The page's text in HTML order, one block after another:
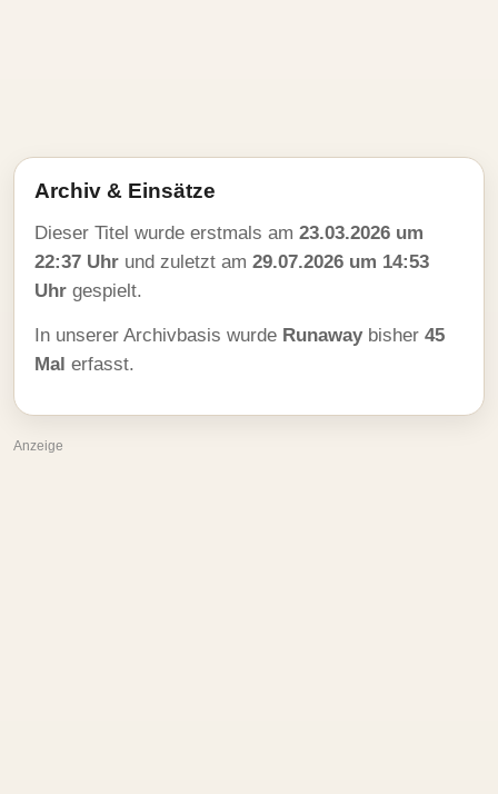
Archiv & Einsätze
Dieser Titel wurde erstmals am 23.03.2026 um
22:37 Uhr und zuletzt am 29.07.2026 um 14:53
Uhr gespielt.
In unserer Archivbasis wurde Runawaybisher 45
Mal erfasst.
Anzeige